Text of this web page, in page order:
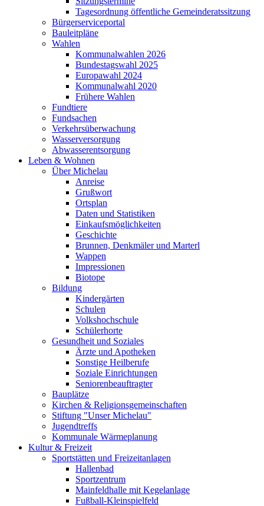
Tagesordnung öffentliche Gemeinderatssitzung
Bürgerserviceportal
Bauleitpläne
Wahlen
Kommunalwahlen 2026
Bundestagswahl 2025
Europawahl 2024
Kommunalwahl 2020
Frühere Wahlen
Fundtiere
Fundsachen
Verkehrsüberwachung
Wasserversorgung
Abwasserentsorgung
Leben & Wohnen
Über Michelau
Anreise
Grußwort
Ortsplan
Daten und Statistiken
Einkaufsmöglichkeiten
Geschichte
Brunnen, Denkmäler und Marterl
Wappen
Impressionen
Biotope
Bildung
Kindergärten
Schulen
Volkshochschule
Schülerhorte
Gesundheit und Soziales
Ärzte und Apotheken
Sonstige Heilberufe
Soziale Einrichtungen
Seniorenbeauftragter
Bauplätze
Kirchen & Religionsgemeinschaften
Stiftung "Unser Michelau"
Jugendtreffs
Kommunale Wärmeplanung
Kultur & Freizeit
Sportstätten und Freizeitanlagen
Hallenbad
Sportzentrum
Mainfeldhalle mit Kegelanlage
Fußball-Kleinspielfeld